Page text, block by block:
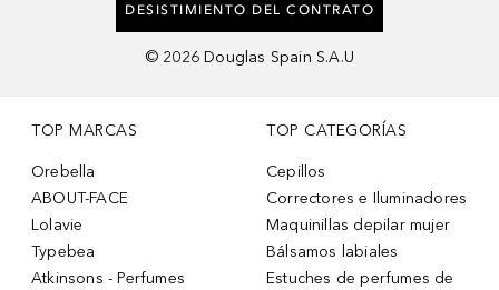
DESISTIMIENTO DEL CONTRATO
© 2026 Douglas Spain S.A.U
TOP MARCAS
Orebella
ABOUT-FACE
Lolavie
Typebea
Atkinsons - Perfumes
TOP CATEGORÍAS
Cepillos
Correctores e Iluminadores
Maquinillas depilar mujer
Bálsamos labiales
Estuches de perfumes de